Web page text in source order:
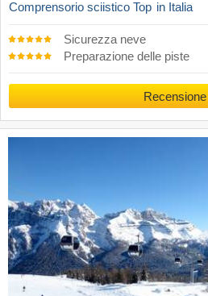
Comprensorio sciistico Top in Italia
Sicurezza neve
Preparazione delle piste
Recensione